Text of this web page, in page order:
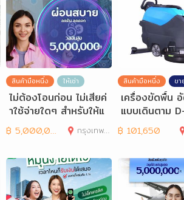
สินค้ามือหนึ่ง ให้เช่า
ไม่ต้องโอนก่อน ไม่เสียค่
าใช้จ่ายใดๆ สำหรับให้แ
ก่นักธุรกิจและ
฿ 5,000,000 กรุงเทพมหานคร
สินค้ามือหนึ่ง ขา
เครื่องขัดพื้น
แบบเดินตาม
NE รุ่น DM
฿ 101,650